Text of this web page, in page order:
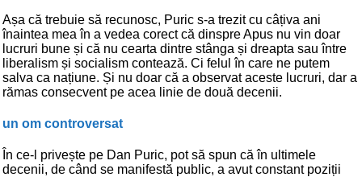
Așa că trebuie să recunosc, Puric s-a trezit cu câțiva ani
înaintea mea în a vedea corect că dinspre Apus nu vin doar
lucruri bune și că nu cearta dintre stânga și dreapta sau între
liberalism și socialism contează. Ci felul în care ne putem
salva ca națiune. Și nu doar că a observat aceste lucruri, dar a
rămas consecvent pe acea linie de două decenii.
un om controversat
În ce-l privește pe Dan Puric, pot să spun că în ultimele
decenii, de când se manifestă public, a avut constant poziții